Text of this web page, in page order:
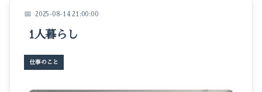
2025-08-14 21:00:00
1人暮らし
仕事のこと